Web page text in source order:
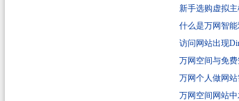
新手选购虚拟
什么是万网智
访问网站出现
万网空间与免费
万网个人做网
万网空间网站